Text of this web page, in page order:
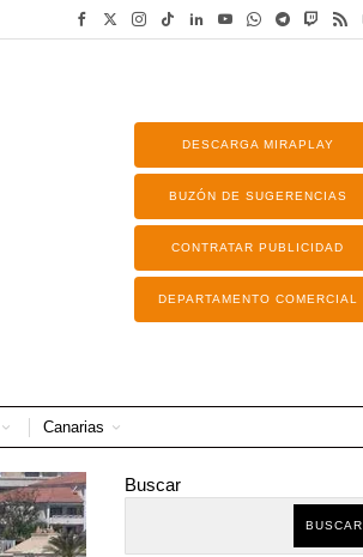
DESCARGA MIRAPLAY
BUZÓN DE SUGERENCIAS
CONTRATAR PUBLICIDAD
DEPARTAMENTO COMERCIAL
Canarias
Buscar
BUSCAR